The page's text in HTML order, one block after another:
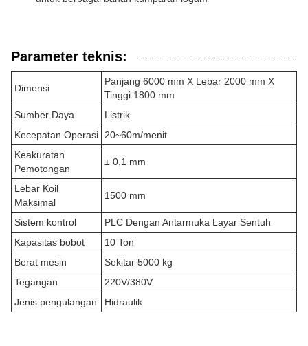
Parameter teknis:
Dimensi
Panjang 6000 mm X Lebar 2000 mm X
Tinggi 1800 mm
Sumber Daya
Listrik
Kecepatan Operasi
20~60m/menit
Keakuratan
Pemotongan
± 0,1 mm
Lebar Koil
Maksimal
1500 mm
Sistem kontrol
PLC Dengan Antarmuka Layar Sentuh
Kapasitas bobot
10 Ton
Berat mesin
Sekitar 5000 kg
Tegangan
220V/380V
Jenis pengulangan
Hidraulik